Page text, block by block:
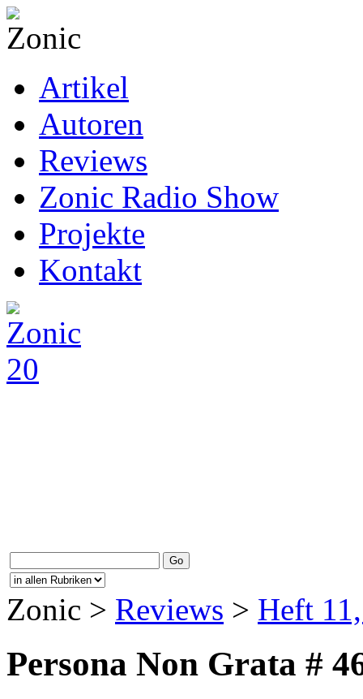
Artikel
Autoren
Reviews
Zonic Radio Show
Projekte
Kontakt
Zonic > Reviews > Heft
Persona Non Grata #